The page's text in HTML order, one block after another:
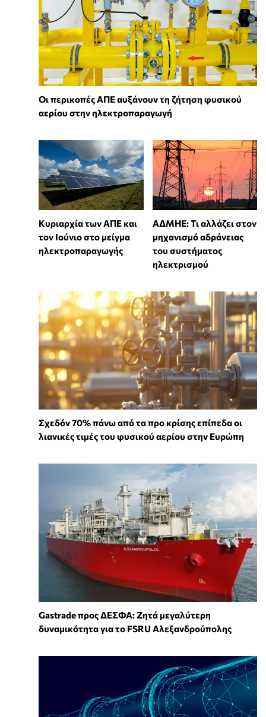
Οι περικοπές ΑΠΕ αυξάνουν τη ζήτηση φυσικού
αερίου στην ηλεκτροπαραγωγή
Κυριαρχία των ΑΠΕ και
τον Ιούνιο στο μείγμα
ηλεκτροπαραγωγής
ΑΔΜΗΕ: Τι αλλάζει στον
μηχανισμό αδράνειας
του συστήματος
ηλεκτρισμού
Σχεδόν 70% πάνω από τα προ κρίσης επίπεδα οι
λιανικές τιμές του φυσικού αερίου στην Ευρώπη
Gastrade προς ΔΕΣΦΑ: Ζητά μεγαλύτερη
δυναμικότητα για το FSRU Αλεξανδρούπολης